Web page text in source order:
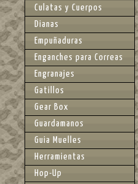
Culatas y Cuerpos
Dianas
Empuñaduras
Enganches para Correas
Engranajes
Gatillos
Gear Box
Guardamanos
Guia Muelles
Herramientas
Hop-Up